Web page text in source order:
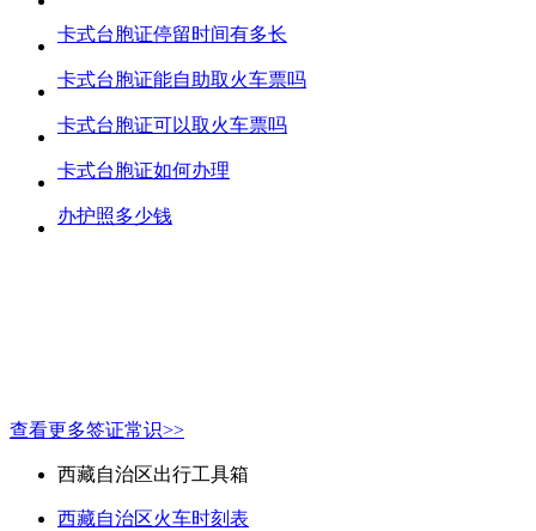
卡式台胞证停留时间有多长
卡式台胞证能自助取火车票吗
卡式台胞证可以取火车票吗
卡式台胞证如何办理
办护照多少钱
查看更多签证常识>>
西藏自治区出行工具箱
西藏自治区火车时刻表